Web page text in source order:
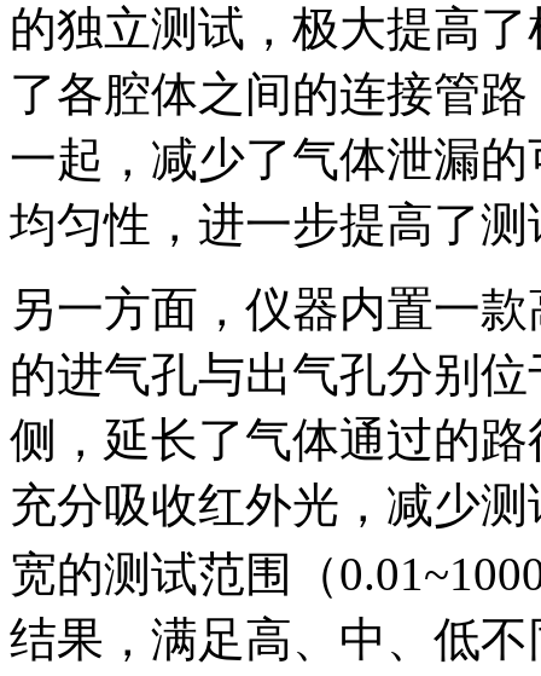
的独立测试，极大提高
了各腔体之间的连接管
一起，减少了气体泄漏
均匀性，进一步提高了
另一方面，仪器内置一
的进气孔与出气孔分别
侧，延长了气体通过的
充分吸收红外光，减少
宽的测试范围（
结果，满足高、中、低